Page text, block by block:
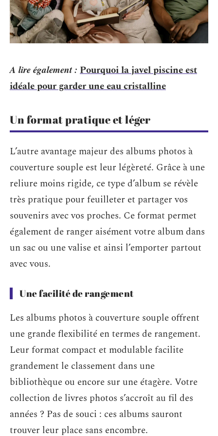
A lire également : Pourquoi la javel piscine est
idéale pour garder une eau cristalline
Un format pratique et léger
L’autre avantage majeur des albums photos à
couverture souple est leur légèreté. Grâce à une
reliure moins rigide, ce type d’album se révèle
très pratique pour feuilleter et partager vos
souvenirs avec vos proches. Ce format permet
également de ranger aisément votre album dans
un sac ou une valise et ainsi l’emporter partout
avec vous.
Une facilité de rangement
Les albums photos à couverture souple offrent
une grande flexibilité en termes de rangement.
Leur format compact et modulable facilite
grandement le classement dans une
bibliothèque ou encore sur une étagère. Votre
collection de livres photos s’accroît au fil des
années ? Pas de souci : ces albums sauront
trouver leur place sans encombre.